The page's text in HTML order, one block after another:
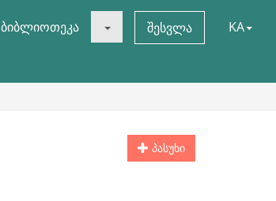
ბიბლიოთეკა შესვლა KA
პასუხი